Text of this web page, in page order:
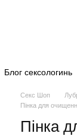
Блог сексологинь
Секс Шоп
Пінка для
Пінка